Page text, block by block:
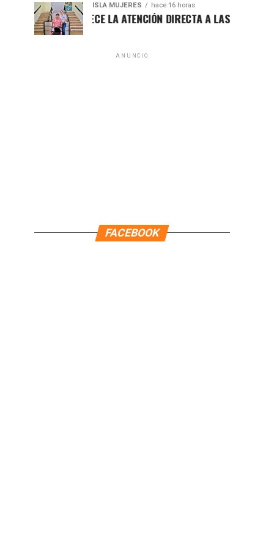
ISLA MUJERES hace 16 horas
FORTALECE LA ATENCIÓN DIRECTA A LAS FAMILIAS
ANUNCIO
FACEBOOK